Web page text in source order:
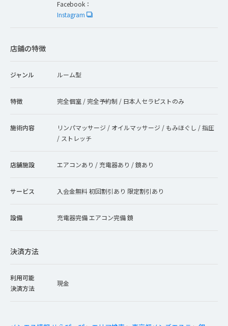
Facebook：
Instagram
店鋪の特徴
ジャンル ルーム型
特徴 完全個室 / 完全予約制 / 日本人セラピストのみ
施術内容
リンパマッサージ / オイルマッサージ / もみほぐし / 指圧
/ ストレッチ
店舗施設 エアコンあり / 充電器あり / 鏡あり
サービス 入会金無料 初回割引あり 限定割引あり
設備 充電器完備 エアコン完備 鏡
決済方法
利用可能
決済方法
現金